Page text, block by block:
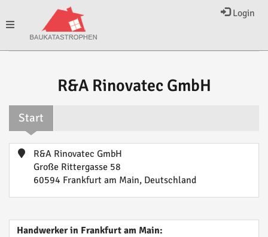
Login
Toggle
R&A Rinovatec GmbH
Start
R&A Rinovatec GmbH
Große Rittergasse 58
60594 Frankfurt am Main, Deutschland
Handwerker in Frankfurt am Main: